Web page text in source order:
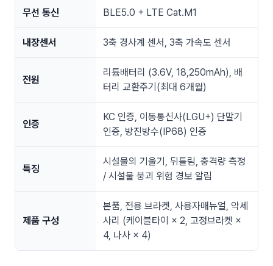
무선 통신 BLE5.0 + LTE Cat.M1
내장센서 3축 경사계 센서, 3축 가속도 센서
전원
리튬배터리 (3.6V, 18,250mAh), 배
터리 교환주기(최대 6개월)
인증
KC 인증, 이동통신사(LGU+) 단말기
인증, 방진방수(IP68) 인증
특징
시설물의 기울기, 뒤틀림, 충격량 측정
/ 시설물 붕괴 위험 경보 알림
제품 구성
본품, 전용 브라켓, 사용자매뉴얼, 악세
사리 (케이블타이 × 2, 고정브라켓 ×
4, 나사 × 4)